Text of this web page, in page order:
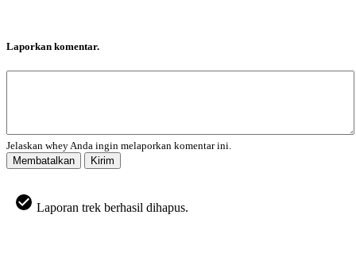
Laporkan komentar.
Jelaskan whey Anda ingin melaporkan komentar ini.
Membatalkan
Kirim
Laporan trek berhasil dihapus.